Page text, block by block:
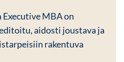
MBA on
aidosti joustava ja
rakentuva